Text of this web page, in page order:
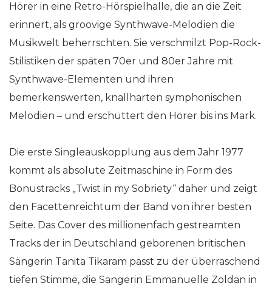
Hörer in eine Retro-Hörspielhalle, die an die Zeit
erinnert, als groovige Synthwave-Melodien die
Musikwelt beherrschten. Sie verschmilzt Pop-Rock-
Stilistiken der späten 70er und 80er Jahre mit
Synthwave-Elementen und ihren
bemerkenswerten, knallharten symphonischen
Melodien – und erschüttert den Hörer bis ins Mark.
Die erste Singleauskopplung aus dem Jahr 1977
kommt als absolute Zeitmaschine in Form des
Bonustracks „Twist in my Sobriety“ daher und zeigt
den Facettenreichtum der Band von ihrer besten
Seite. Das Cover des millionenfach gestreamten
Tracks der in Deutschland geborenen britischen
Sängerin Tanita Tikaram passt zu der überraschend
tiefen Stimme, die Sängerin Emmanuelle Zoldan in